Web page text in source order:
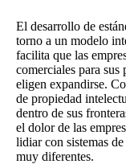
El desarrollo de
torno a un modelo
facilita que las
comerciales para sus
eligen expandirse.
de propiedad
dentro de sus
el dolor de las
lidiar con sistemas
muy diferentes.